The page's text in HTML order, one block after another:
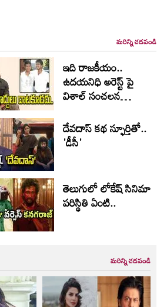
మరిన్ని చదవండి
ఇది రాజకీయం..
ఉదయనిధి అరెస్ట్ పై
విశాల్ సంచలన
దేవదాస్ కథ స్ఫూర్తితో..
'డీసీ'
తెలుగులో లోకేష్ సినిమా
పరిస్థితి ఏంటి..
మరిన్ని చదవండి